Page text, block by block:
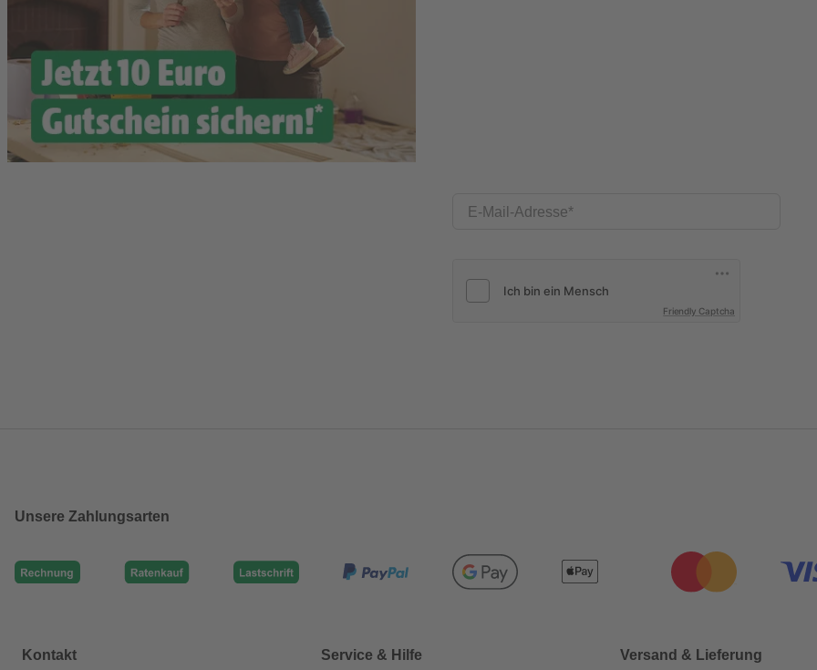
E-Mail-Adresse
Friendly Captcha
Unsere Zahlungsarten
Kontakt Service & Hilfe Versand & Lieferung